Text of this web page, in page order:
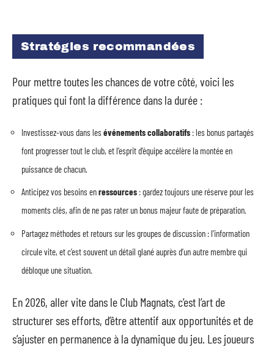
Stratégies recommandées
Pour mettre toutes les chances de votre côté, voici les
pratiques qui font la différence dans la durée :
Investissez-vous dans les événements collaboratifs : les bonus partagés
font progresser tout le club, et l’esprit d’équipe accélère la montée en
puissance de chacun.
Anticipez vos besoins enressources : gardez toujours une réserve pour les
moments clés, afin de ne pas rater un bonus majeur faute de préparation.
Partagez méthodes et retours sur les groupes de discussion : l’information
circule vite, et c’est souvent un détail glané auprès d’un autre membre qui
débloque une situation.
En 2026, aller vite dans le Club Magnats, c’est l’art de
structurer ses efforts, d’être attentif aux opportunités et de
s’ajuster en permanence à la dynamique du jeu. Les joueurs